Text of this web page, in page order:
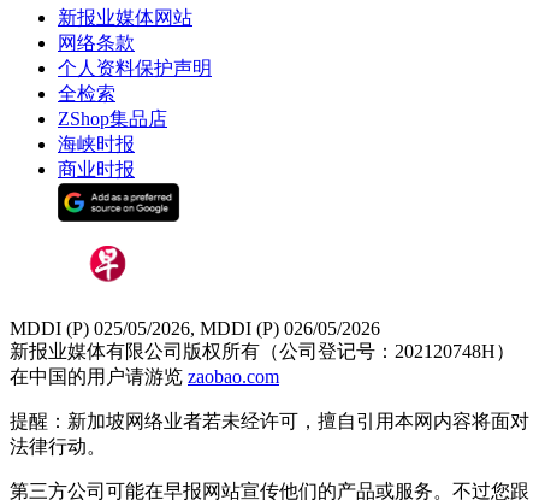
新报业媒体网站
网络条款
个人资料保护声明
全检索
ZShop集品店
海峡时报
商业时报
MDDI (P) 025/05/2026, MDDI (P) 026/05/2026
新报业媒体有限公司版权所有（公司登记号：202120748H）
在中国的用户请游览 zaobao.com
提醒：新加坡网络业者若未经许可，擅自引用本网内容将面对
法律行动。
第三方公司可能在早报网站宣传他们的产品或服务。不过您跟